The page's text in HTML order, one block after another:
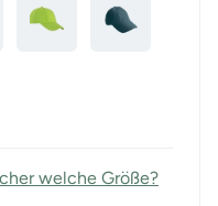
welche Größe?